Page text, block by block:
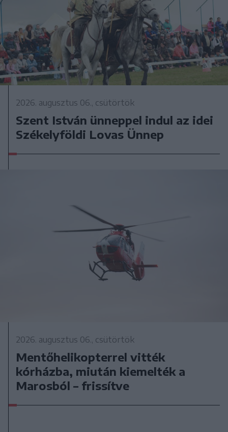
2026. augusztus 06., csütörtök
Szent István ünneppel indul az idei
Székelyföldi Lovas Ünnep
2026. augusztus 06., csütörtök
Mentőhelikopterrel vitték
kórházba, miután kiemelték a
Marosból – frissítve